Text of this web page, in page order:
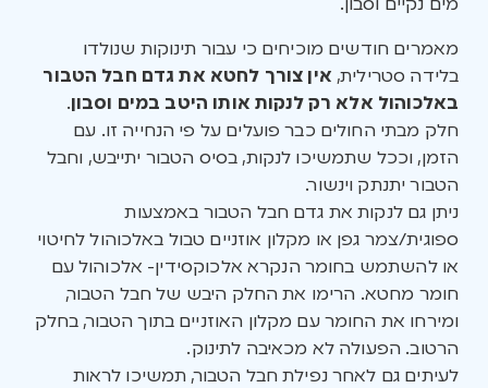
מים נקיים וסבון.
מאמרים חודשים מוכיחים כי עבור תינוקות שנולדו
בלידה סטרילית, אין צורך לחטא את גדם חבל הטבור
באלכוהול אלא רק לנקות אותו היטב במים וסבון.
חלק מבתי החולים כבר פועלים על פי הנחייה זו. עם
הזמן, וככל שתמשיכו לנקות, בסיס הטבור יתייבש, וחבל
הטבור יתנתק וינשור.
ניתן גם לנקות את גדם חבל הטבור באמצעות
ספוגית/צמר גפן או מקלון אוזניים טבול באלכוהול לחיטוי
או להשתמש בחומר הנקרא אלכוקסידין- אלכוהול עם
חומר מחטא. הרימו את החלק היבש של חבל הטבור,
ומירחו את החומר עם מקלון האוזניים בתוך הטבור, בחלק
הרטוב. הפעולה לא מכאיבה לתינוק.
לעיתים גם לאחר נפילת חבל הטבור, תמשיכו לראות